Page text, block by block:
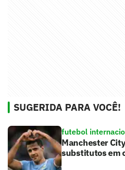
SUGERIDA PARA VOCÊ!
futebol
Manchester
substitutos em